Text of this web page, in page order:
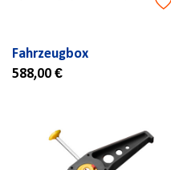
Fahrzeugbox
588,00 €